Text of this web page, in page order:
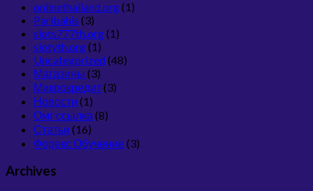
onlinethailand.org(1)
Paribahis (3)
slots777th.org(1)
slotyth.org(1)
Uncategorized (48)
Магазины (3)
Микрокредит(3)
Новости (1)
Омг ссылка (8)
Статьи (16)
Форекс Обучение (3)
Archives